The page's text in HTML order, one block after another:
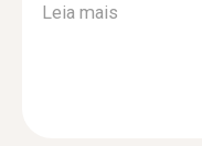
Leia mais